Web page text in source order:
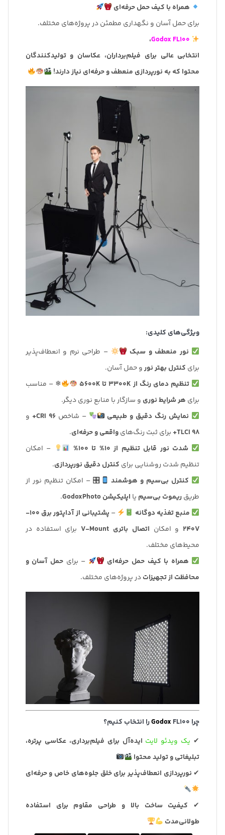
همراه با کیف حمل حرفه‌ای
برای حمل آسان و نگهداری مطمئن در پروژه‌های مختلف.
Godox FL100،
انتخابی عالی برای فیلم‌برداران، عکاسان و تولیدکنندگان
محتوا که به نورپردازی منعطف و حرفه‌ای نیاز دارند!
ویژگی‌های کلیدی:
نور منعطف و سبک
– طراحی نرم و انعطاف‌پذیر
برای کنترل بهتر نورو حمل آسان.
تنظیم دمای رنگ از 3300K تا 5600K
❄ – مناسب
برای هر شرایط نوری و سازگار با منابع نوری دیگر.
نمایش رنگ دقیق و طبیعی
– شاخصCRI 96+
و
TLCI 98+ برای ثبت رنگ‌هایواقعی و حرفه‌ای.
شدت نور قابل تنظیم از 10% تا 100%
– امکان
تنظیم شدت روشنایی برای کنترل دقیق نورپردازی.
کنترل بی‌سیم و هوشمند
🎛 – امکان تنظیم نور از
طریقریموت بی‌سیم یا اپلیکیشن GodoxPhoto
.
منبع تغذیه دوگانه
–
پشتیبانی از آداپتور برق 100-
240V و امکان اتصال باتری V-Mount
برای استفاده در
محیط‌های مختلف.
همراه با کیف حمل حرفه‌ای
– برایحمل آسان و
محافظت از تجهیزاتدر پروژه‌های مختلف.
چرا Godox FL100 را انتخاب کنیم؟
✔ یک ویدئو لایت ایده‌آل برای فیلم‌برداری، عکاسی پرتره،
تبلیغاتی و تولید محتوا
✔ نورپردازی انعطاف‌پذیر برای خلق جلوه‌های خاص و حرفه‌ای
✔ کیفیت ساخت بالا و طراحی مقاوم برای استفاده
طولانی‌مدت